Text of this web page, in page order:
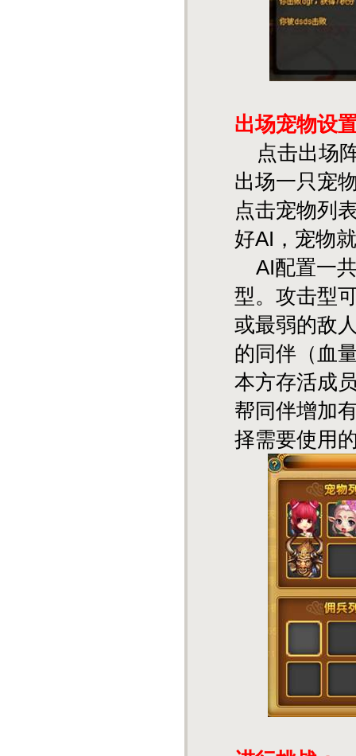
出场宠物设
点击出场
出场一只宠
点击宠物列
好AI，宠物
AI配置一
型。攻击型
或最弱的敌
的同伴（血
本方存活成
帮同伴增加
择需要使用